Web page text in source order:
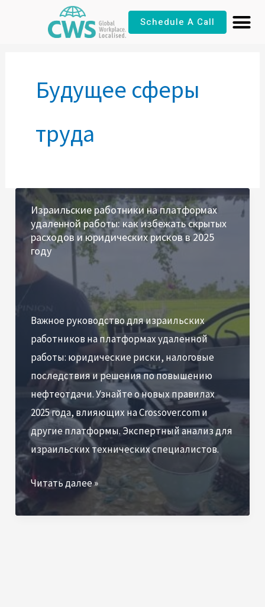
Schedule A Call
Будущее сферы
труда
Израильские работники на платформах
удаленной работы: как избежать скрытых
расходов и юридических рисков в 2025
году
Важное руководство для израильских
работников на платформах удаленной
работы: юридические риски, налоговые
последствия и решения по повышению
нефтеотдачи. Узнайте о новых правилах
2025 года, влияющих на Crossover.com и
другие платформы. Экспертный анализ для
израильских технических специалистов.
Израильские
на
Читать далее »